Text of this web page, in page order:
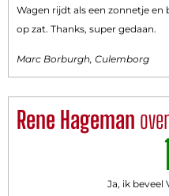
Wagen rijdt als een zonnetje
op zat. Thanks, super gedaan.
Marc Borburgh, Culemborg
Rene Hageman
Ja, ik beveel